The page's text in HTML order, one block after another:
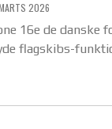
2026
16e de danske
flagskibs-